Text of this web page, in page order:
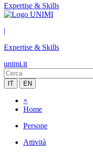
Expertise & Skills
|
Expertise & Skills
unimi.it
IT EN
×
Home
Persone
Attività